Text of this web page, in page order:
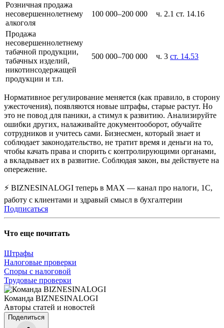
Розничная продажа
несовершеннолетнему
алкоголя
100 000–200 000 ч. 2.1 ст. 14.16
Продажа
несовершеннолетнему
табачной продукции,
табачных изделий,
никотинсодержащей
продукции и т.п.
500 000–700 000 ч. 3 ст. 14.53
Нормативное регулирование меняется (как правило, в сторону
ужесточения), появляются новые штрафы, старые растут. Но
это не повод для паники, а стимул к развитию. Анализируйте
ошибки других, налаживайте документооборот, обучайте
сотрудников и учитесь сами. Бизнесмен, который знает и
соблюдает законодательство, не тратит время и деньги на то,
чтобы качать права и спорить с контролирующими органами,
а вкладывает их в развитие. Соблюдая закон, вы действуете на
опережение.
⚡ BIZNESINALOGI теперь в MAX — канал про налоги, 1С,
работу с клиентами и здравый смысл в бухгалтерии
Подписаться
Что еще почитать
Штрафы
Налоговые проверки
Споры с налоговой
Трудовые проверки
Команда BIZNESINALOGI
Авторы статей и новостей
Поделиться